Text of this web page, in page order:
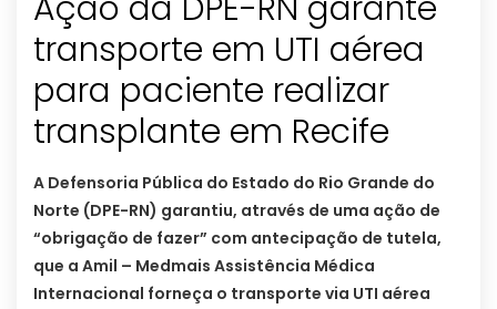
transporte em UTI aérea
para paciente realizar
transplante em Recife
A Defensoria Pública do Estado do Rio Grande do
Norte (DPE-RN) garantiu, através de uma ação de
“obrigação de fazer” com antecipação de tutela,
que a Amil – Medmais Assistência Médica
Internacional forneça o transporte via UTI aérea